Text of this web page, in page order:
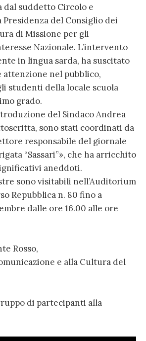
dal suddetto Circolo e
del Consiglio dei
di Missione per gli
Nazionale. L’intervento
in lingua sarda, ha suscitato
attenzione nel pubblico,
studenti della locale scuola
grado.
del Sindaco Andrea
sono stati coordinati da
responsabile del giornale
“Sassari”», che ha arricchito
aneddoti.
sono visitabili nell’Auditorium
Repubblica n. 80 fino a
dalle ore 16.00 alle ore
Rosso,
e alla Cultura del
di partecipanti alla